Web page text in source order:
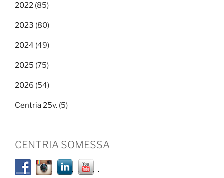
2022 (85)
2023 (80)
2024 (49)
2025 (75)
2026 (54)
Centria 25v. (5)
CENTRIA SOMESSA